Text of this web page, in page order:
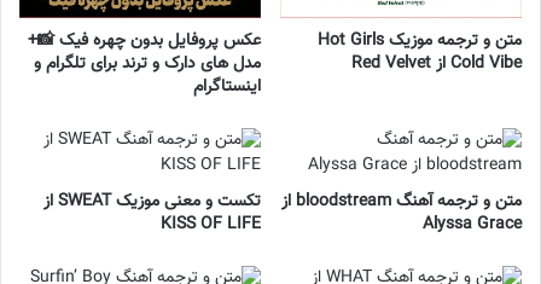
متن و ترجمه موزیک Hot Girls
Cold Vibe از Red Velvet
عکس پروفایل بدون چهره فیک 📸+
مدل های دارک و ترند برای تلگرام و
اینستاگرام
متن و ترجمه آهنگ bloodstream از
Alyssa Grace
تکست و معنی موزیک SWEAT از
KISS OF LIFE